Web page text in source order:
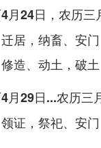
月24日，农历三
居，纳畜、安
造、动土，破土
月29日...农历三
证，祭祀、安